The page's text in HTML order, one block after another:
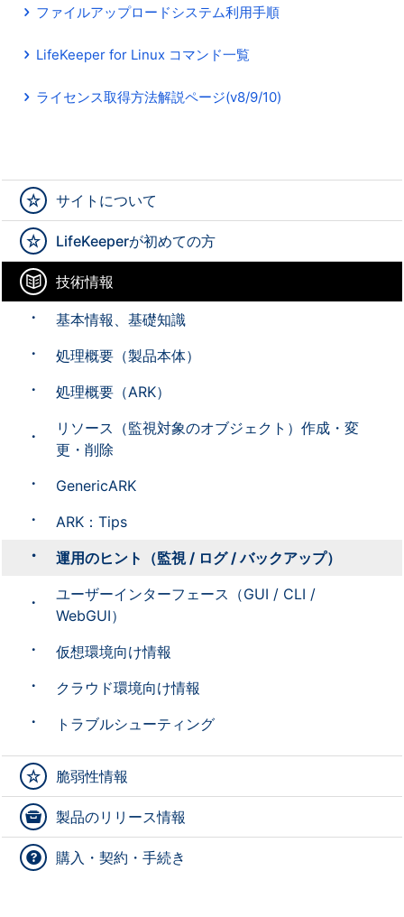
サイトについて
LifeKeeperが初めての方
技術情報
基本情報、基礎知識
処理概要（製品本体）
処理概要（ARK）
リソース（監視対象のオブジェクト）作成・変
更・削除
GenericARK
ARK：Tips
運用のヒント（監視 / ログ / バックアップ）
ユーザーインターフェース（GUI / CLI /
WebGUI）
仮想環境向け情報
クラウド環境向け情報
トラブルシューティング
脆弱性情報
製品のリリース情報
購入・契約・手続き
ファイルアップロードシステム利用手順
LifeKeeper for Linux コマンド一覧
ライセンス取得方法解説ページ(v8/9/10)